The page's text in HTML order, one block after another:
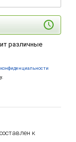
различные
к